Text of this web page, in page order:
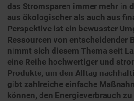
das Stromsparen immer mehr in
aus ökologischer als auch aus
Perspektive ist ein bewusster
Ressourcen von entscheidender
nimmt sich diesem Thema seit
eine Reihe hochwertiger und
Produkte, um den Alltag
gibt zahlreiche einfache
können, den Energieverbrauch